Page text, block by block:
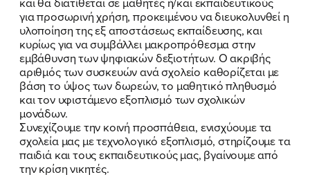
FB IN TW YT LN VB TIKTOK
για προσωρινή χρήση, προκειμένου να διευκολυνθεί η
υλοποίηση της εξ αποστάσεως εκπαίδευσης, και
κυρίως για να συμβάλλει μακροπρόθεσμα στην
εμβάθυνση των ψηφιακών δεξιοτήτων. Ο ακριβής
αριθμός των συσκευών ανά σχολείο καθορίζεται με
βάση το ύψος των δωρεών, το μαθητικό πληθυσμό
και τον υφιστάμενο εξοπλισμό των σχολικών
μονάδων.
Συνεχίζουμε την κοινή προσπάθεια, ενισχύουμε τα
σχολεία μας με τεχνολογικό εξοπλισμό, στηρίζουμε τα
παιδιά και τους εκπαιδευτικούς μας, βγαίνουμε από
την κρίση νικητές.